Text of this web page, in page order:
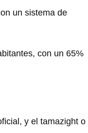
un sistema de
con un 65%
y el tamazight o